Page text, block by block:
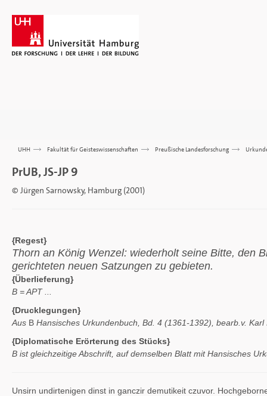
UHH >>> Fakultät für Geisteswissenschaften >>> Preußische Landesforschung >>>
PrUB, JS-JP 9
© Jürgen Sarnowsky, Hamburg (2001)
{Regest}
Thorn an König Wenzel: wiederholt seine Bitte, den
gerichteten neuen Satzungen zu gebieten.
{Überlieferung}
B = APT ...
{Drucklegungen}
Aus B Hansisches Urkundenbuch, Bd. 4 (1361-1392), bearb.v.
{Diplomatische Erörterung des Stücks}
B ist gleichzeitige Abschrift, auf demselben Blatt mit Hansisches
Unsirn undirtenigen dinst in ganczir demutikeit czuvor.